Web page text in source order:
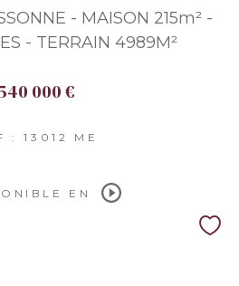
- MAISON 215m² -
- TERRAIN 4989M²
000 €
: 13012 ME
EN